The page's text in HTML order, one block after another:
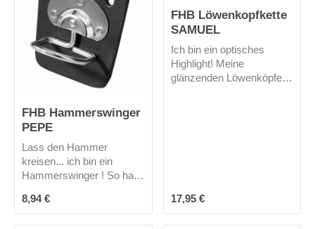
FHB Hammerswinger
PEPE
Lass den Hammer
kreisen... ich bin ein
Hammerswinger ! So hast
Werkzeug ist trotzdem
immer griffbereit!Mich gibt
Regulärer Preis:
8,94 €
FHB Löwenkopfkette
SAMUEL
Ich bin ein optisches
Highlight! Meine
glänzenden Löwenköpfe
Regulärer Preis:
17,95 €